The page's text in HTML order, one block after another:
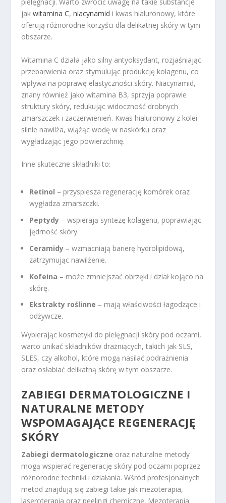
jakwitamina C,niacynamid i kwas hialuronowy, które
oferują różnorodne korzyści dla delikatnej skóry w tym
obszarze.
Witamina C działa jako silny antyoksydant, rozjaśniając
przebarwienia oraz stymulując produkcję kolagenu, co
wpływa na poprawę elastyczności skóry. Niacynamid,
znany również jako witamina B3, sprzyja poprawie
struktury skóry, redukując widoczność drobnych
zmarszczek i zaczerwienień. Kwas hialuronowy z kolei
silnie nawilża, wiążąc wodę w naskórku oraz
wygładzając jego powierzchnię.
Inne skuteczne składniki to:
Retinol – przyspiesza regenerację komórek oraz
wygładza zmarszczki.
Peptydy – wspierają syntezę kolagenu, poprawiając
jędrność skóry.
Ceramidy – wzmacniają barierę hydrolipidową,
zatrzymując nawilżenie.
Kofeina – może zmniejszać obrzęki i dział kojąco na
skórę.
Ekstrakty roślinne – mają właściwości łagodzące i
odżywcze.
Wybierając kosmetyki do pielęgnacji skóry pod oczami,
warto unikać składników drażniących, takich jak SLS,
SLES, czy alkohol, które mogą nasilać podrażnienia
oraz osłabiać delikatną skórę w tym obszarze.
ZABIEGI DERMATOLOGICZNE I
NATURALNE METODY
WSPOMAGAJĄCE REGENERACJĘ
SKÓRY
Zabiegi dermatologiczne oraz naturalne metody
mogą wspierać regenerację skóry pod oczami poprzez
różnorodne techniki i działania. Wśród profesjonalnych
metod znajdują się zabiegi takie jak mezoterapia,
laseroterapia oraz peelingi chemiczne. Mezoterapia